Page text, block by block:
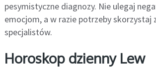
pesymistyczne diagnozy. Nie ulegaj
emocjom, a w razie potrzeby skorzystaj
specjalistów.
Horoskop dzienny Lew